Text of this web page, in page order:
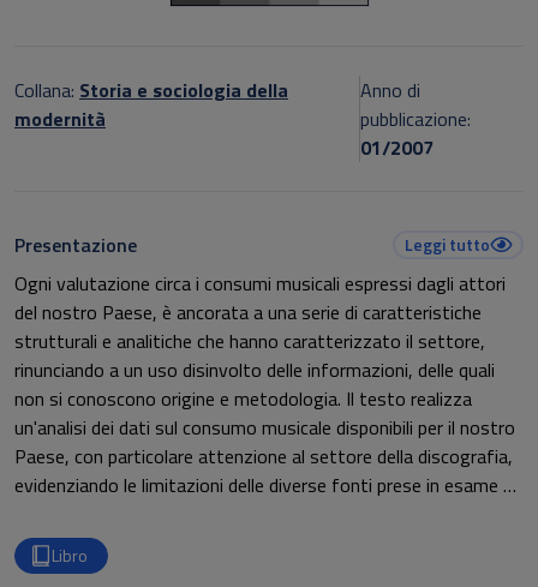
Collana: Storia e sociologia della
modernità
Anno di
pubblicazione:
01/2007
Presentazione Leggi tutto
Ogni valutazione circa i consumi musicali espressi dagli attori
del nostro Paese, è ancorata a una serie di caratteristiche
strutturali e analitiche che hanno caratterizzato il settore,
rinunciando a un uso disinvolto delle informazioni, delle quali
non si conoscono origine e metodologia. Il testo realizza
un'analisi dei dati sul consumo musicale disponibili per il nostro
Paese, con particolare attenzione al settore della discografia,
evidenziando le limitazioni delle diverse fonti prese in esame e
commentato l'andamento dei consumi fonografici negli ultimi
anni, si evidenzia la situazione di concentrazione che
Libro